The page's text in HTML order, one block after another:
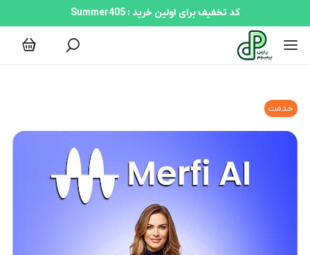
کد تخفیف برای اولین خرید : Summer405
خدمت